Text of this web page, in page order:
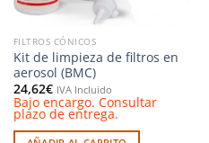
FILTROS CÓNICOS
Kit de limpieza de filtros en
aerosol (BMC)
24,62€ IVA Incluido
Bajo encargo. Consultar
plazo de entrega.